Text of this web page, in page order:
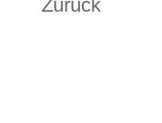
Zurück